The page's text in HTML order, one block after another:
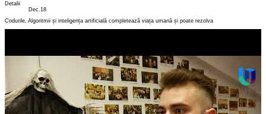
Detalii
Dec.18
Codurile, Algoritmii și inteligența artificială completează viața umană și poate rezolva